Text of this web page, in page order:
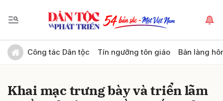
Công tác Dân tộc Tín ngưỡng tôn giáo Bản làng
Khai mạc trưng bày và triển lãm
Gửi bình luận